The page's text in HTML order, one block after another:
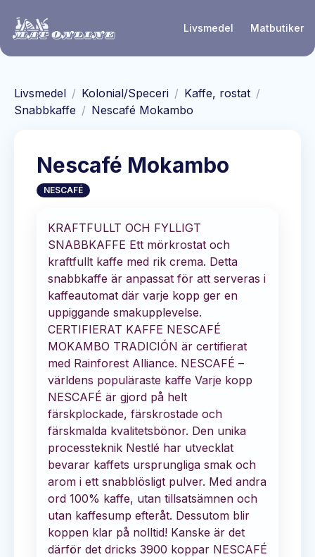
Livsmedel Matbutiker
Livsmedel / Kolonial/Speceri / Kaffe, rostat /
Snabbkaffe / Nescafé Mokambo
Nescafé Mokambo
NESCAFÉ
KRAFTFULLT OCH FYLLIGT
SNABBKAFFE Ett mörkrostat och
kraftfullt kaffe med rik crema. Detta
snabbkaffe är anpassat för att serveras i
kaffeautomat där varje kopp ger en
uppiggande smakupplevelse.
CERTIFIERAT KAFFE NESCAFÉ
MOKAMBO TRADICIÓN är certifierat
med Rainforest Alliance. NESCAFÉ –
världens populäraste kaffe Varje kopp
NESCAFÉ är gjord på helt
färskplockade, färskrostade och
färskmalda kvalitetsbönor. Den unika
processteknik Nestlé har utvecklat
bevarar kaffets ursprungliga smak och
arom i ett snabblösligt pulver. Med andra
ord 100% kaffe, utan tillsatsämnen och
utan kaffesump efteråt. Dessutom blir
koppen klar på nolltid! Kanske är det
därför det dricks 3900 koppar NESCAFÉ